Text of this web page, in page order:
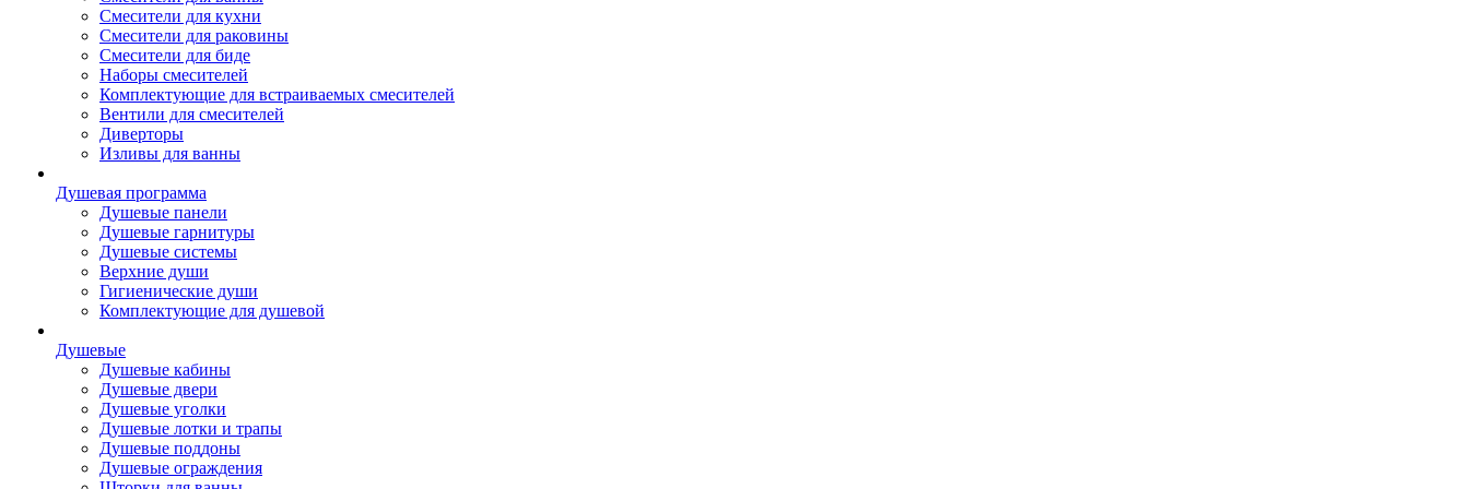
Смесители для кухни
Смесители для раковины
Смесители для биде
Наборы смесителей
Комплектующие для встраиваемых смесителей
Вентили для смесителей
Диверторы
Изливы для ванны
Душевая программа
Душевые панели
Душевые гарнитуры
Душевые системы
Верхние души
Гигиенические души
Комплектующие для душевой
Душевые
Душевые кабины
Душевые двери
Душевые уголки
Душевые лотки и трапы
Душевые поддоны
Душевые ограждения